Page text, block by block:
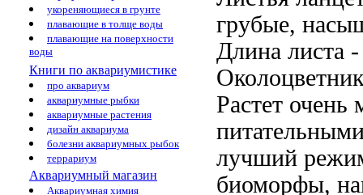
укореняющиеся в грунте
плавающие в толще воды
плавающие на поверхности
воды
Книги по аквариумистике
про аквариум
аквариумные рыбки
аквариумные растения
дизайн аквариума
болезни аквариумных рыбок
террариум
Аквариумный магазин
Аквариумная химия
грубые,
Длина листа
Растет очень
лучший
биоморфы,